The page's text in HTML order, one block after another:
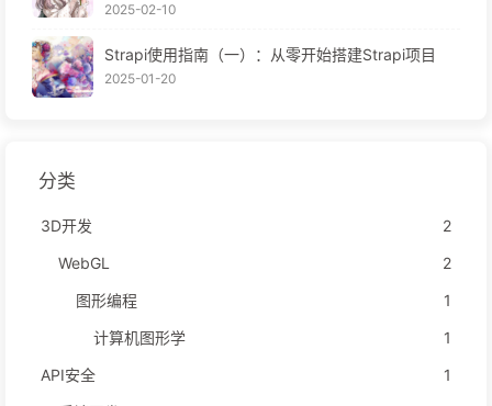
2025-02-10
Strapi使用指南（一）：从零开始搭建Strapi项目
2025-01-20
分类
3D开发
2
WebGL
2
图形编程
1
计算机图形学
1
API安全
1